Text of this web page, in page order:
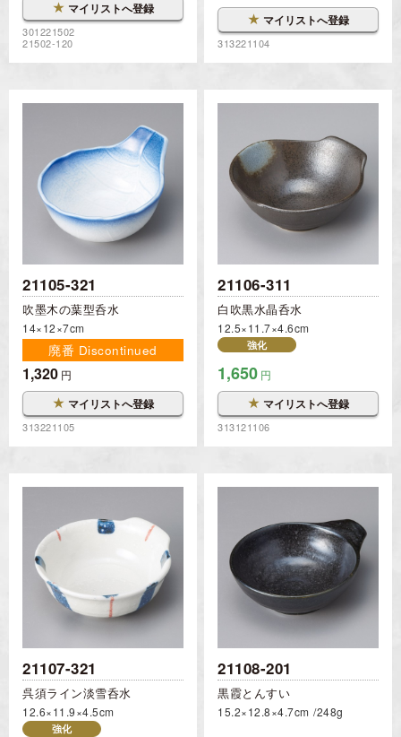
★ マイリストへ登録
301221502
21502-120
★ マイリストへ登録
313221104
21105-321
吹墨木の葉型呑水
14×12×7cm
廃番 Discontinued
1,320 円
★ マイリストへ登録
313221105
21106-311
白吹黒水晶呑水
12.5×11.7×4.6cm
強化
1,650 円
★ マイリストへ登録
313121106
21107-321
呉須ライン淡雪呑水
12.6×11.9×4.5cm
強化
21108-201
黒霞とんすい
15.2×12.8×4.7cm 248g